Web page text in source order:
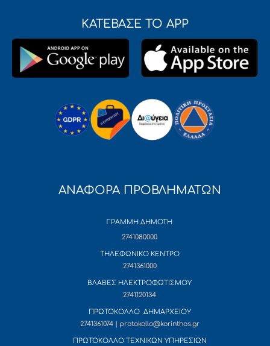
ΚΑΤΕΒΑΣΕ ΤΟ APP
ΑΝΑΦΟΡΑ ΠΡΟΒΛΗΜΑΤΩΝ
ΓΡΑΜΜΗ ΔΗΜΟΤΗ
2741080000
ΤΗΛΕΦΩΝΙΚΟ ΚΕΝΤΡΟ
2741361000
ΒΛΑΒΕΣ ΗΛΕΚΤΡΟΦΩΤΙΣΜΟΥ
2741120134
ΠΡΩΤΟΚΟΛΛΟ ΔΗΜΑΡΧΕΙΟΥ
2741361074 | protokollo@korinthos.gr
ΠΡΩΤΟΚΟΛΛΟ ΤΕΧΝΙΚΩΝ ΥΠΗΡΕΣΙΩΝ